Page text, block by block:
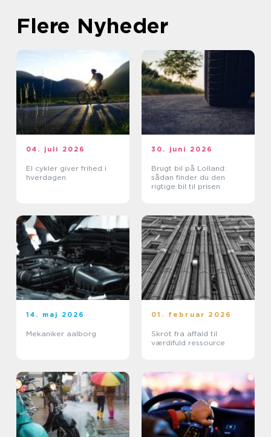
Flere Nyheder
04. juli 2026
El cykler giver frihed i
hverdagen
30. juni 2026
Brugt bil på Lolland:
sådan finder du den
rigtige bil til prisen
14. maj 2026
Mekaniker aalborg
01. februar 2026
Skrot fra affald til
værdifuld ressource